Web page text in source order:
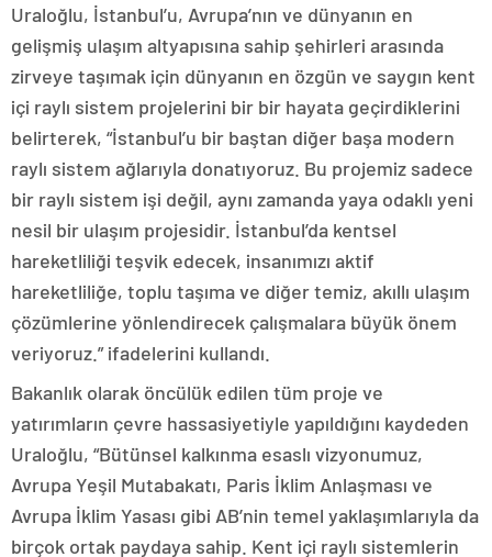
Uraloğlu, İstanbul’u, Avrupa’nın ve dünyanın en
gelişmiş ulaşım altyapısına sahip şehirleri arasında
zirveye taşımak için dünyanın en özgün ve saygın kent
içi raylı sistem projelerini bir bir hayata geçirdiklerini
belirterek, “İstanbul’u bir baştan diğer başa modern
raylı sistem ağlarıyla donatıyoruz. Bu projemiz sadece
bir raylı sistem işi değil, aynı zamanda yaya odaklı yeni
nesil bir ulaşım projesidir. İstanbul’da kentsel
hareketliliği teşvik edecek, insanımızı aktif
hareketliliğe, toplu taşıma ve diğer temiz, akıllı ulaşım
çözümlerine yönlendirecek çalışmalara büyük önem
veriyoruz.” ifadelerini kullandı.
Bakanlık olarak öncülük edilen tüm proje ve
yatırımların çevre hassasiyetiyle yapıldığını kaydeden
Uraloğlu, “Bütünsel kalkınma esaslı vizyonumuz,
Avrupa Yeşil Mutabakatı, Paris İklim Anlaşması ve
Avrupa İklim Yasası gibi AB’nin temel yaklaşımlarıyla da
birçok ortak paydaya sahip. Kent içi raylı sistemlerin